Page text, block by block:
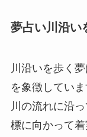
夢占い川沿い
川沿いを歩く
を象徴していま
川の流れに沿
標に向かって